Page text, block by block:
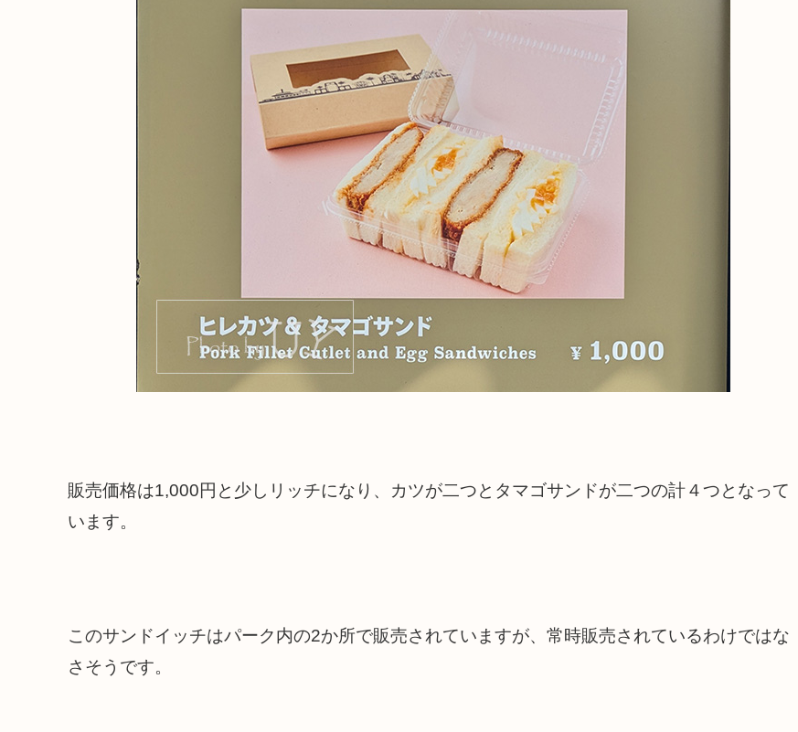
販売価格は1,000円と少しリッチになり、カツが二つとタマゴサンドが二つの計４つとなって
います。
このサンドイッチはパーク内の2か所で販売されていますが、常時販売されているわけではな
さそうです。